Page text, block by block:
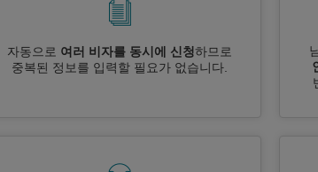
자동으로 여러 비자를 동시에 신청하므로
중복된 정보를 입력할 필요가 없습니다.